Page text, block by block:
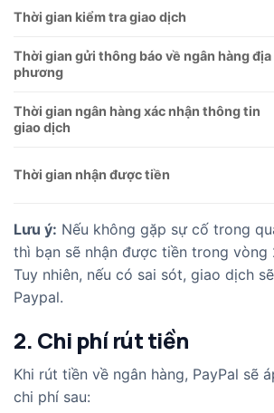
Thời gian kiểm tra giao dịch
Thời gian gửi thông báo về ngân hàng địa
phương
Thời gian ngân hàng xác nhận thông tin
giao dịch
Thời gian nhận được tiền
Lưu ý: Nếu không gặp sự cố trong
thì bạn sẽ nhận được tiền trong vòng
Tuy nhiên, nếu có sai sót, giao dịch
Paypal.
2. Chi phí rút tiền
Khi rút tiền về ngân hàng, PayPal sẽ
chi phí sau: